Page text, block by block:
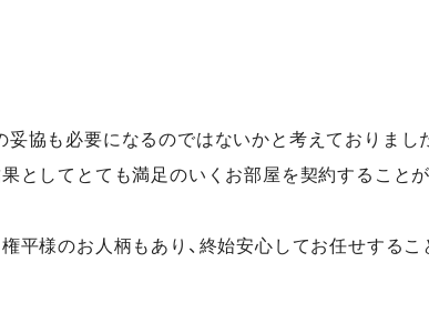
協も必要になるのではないかと考えておりまし
としてとても満足のいくお部屋を契約すること
平様のお人柄もあり、終始安心してお任せするこ